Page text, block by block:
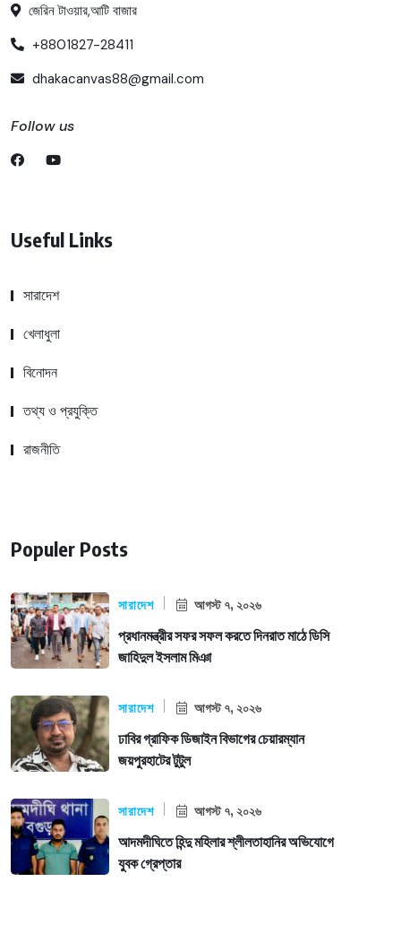
জেরিন টাওয়ার,আটি বাজার
+8801827-28411
dhakacanvas88@gmail.com
Follow us
Useful Links
সারাদেশ
খেলাধুলা
বিনোদন
তথ্য ও প্রযুক্তি
রাজনীতি
Populer Posts
সারাদেশ আগস্ট ৭, ২০২৬
প্রধানমন্ত্রীর সফর সফল করতে দিনরাত মাঠে ডিসি
জাহিদুল ইসলাম মিঞা
সারাদেশ আগস্ট ৭, ২০২৬
ঢাবির গ্রাফিক ডিজাইন বিভাগের চেয়ারম্যান
জয়পুরহাটের টুটুল
সারাদেশ আগস্ট ৭, ২০২৬
আদমদীঘিতে হিন্দু মহিলার শ্লীলতাহানির অভিযোগে
যুবক গ্রেপ্তার